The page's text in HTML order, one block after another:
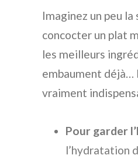
Imaginez un peu
concocter un plat
les meilleurs
embaument déjà…
vraiment
Pour garder
l’hydratation